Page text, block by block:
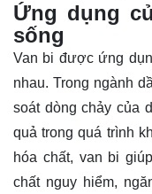
Ứng dụng
sống
Van bi được ứng
nhau. Trong ngành
soát dòng chảy của
quả trong quá trình
hóa chất, van bi
chất nguy hiểm,